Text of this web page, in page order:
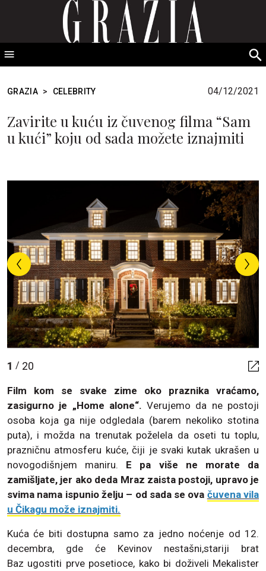
GRAZIA Srbija
GRAZIA > CELEBRITY 04/12/2021
Zavirite u kuću iz čuvenog filma “Sam
u kući” koju od sada možete iznajmiti
1 / 20
Film kom se svake zime oko praznika vraćamo,
zasigurno je „Home alone“. Verujemo da ne postoji
osoba koja ga nije odgledala (barem nekoliko stotina
puta), i možda na trenutak poželela da oseti tu toplu,
prazničnu atmosferu kuće, čiji je svaki kutak ukrašen u
novogodišnjem maniru. E pa više ne morate da
zamišljate, jer ako deda Mraz zaista postoji, upravo je
svima nama ispunio želju – od sada se ova čuvena vila
u Čikagu može iznajmiti.
Kuća će biti dostupna samo za jedno noćenje od 12.
decembra, gde će Kevinov nestašni,stariji brat
Baz ugostiti prve posetioce, kako bi doživeli Mekalister